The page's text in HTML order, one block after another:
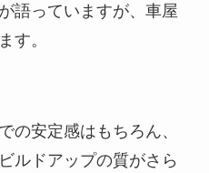
語っていますが、車屋
す。
の安定感はもちろん、
ルドアップの質がさら